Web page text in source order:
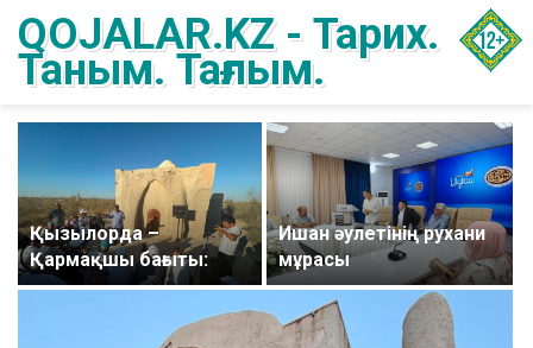
QOJALAR.KZ - Тарих.
Таным. Тағлым.
Қызылорда –
Қармақшы бағыты:
Ишан әулетінің рухани
мұрасы